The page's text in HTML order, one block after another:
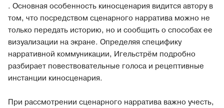
. Основная особенность киносценария видится автору в
том, что посредством сценарного нарратива можно не
только передать историю, но и сообщить о способах ее
визуализации на экране. Определяя специфику
нарративной коммуникации, Игельстрём подробно
разбирает повествовательные голоса и рецептивные
инстанции киносценария.
При рассмотрении сценарного нарратива важно учесть,